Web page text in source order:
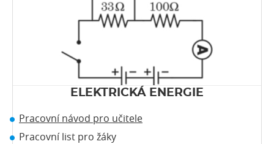
ELEKTRICKÁ ENERGIE
Pracovní návod pro učitele
Pracovní list pro žáky